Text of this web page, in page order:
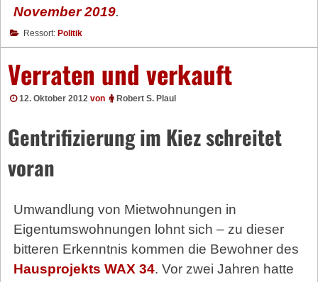
November 2019.
Ressort: Politik
Verraten und verkauft
12. Oktober 2012 von Robert S. Plaul
Gentrifizierung im Kiez schreitet
voran
Umwandlung von Mietwohnungen in
Eigentumswohnungen lohnt sich – zu dieser
bitteren Erkenntnis kommen die Bewohner des
Hausprojekts WAX 34. Vor zwei Jahren hatte